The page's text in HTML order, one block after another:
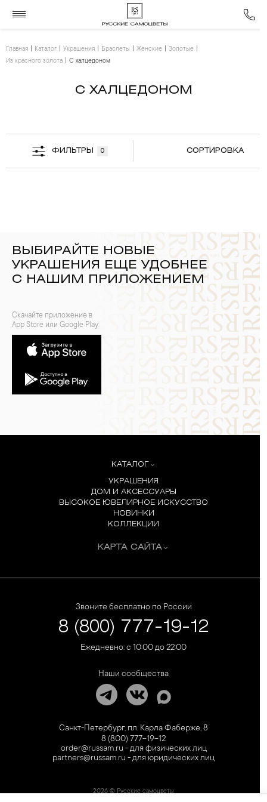
Главная Каталог Украшения Браслеты Женские
Золотые
Из красного золота
С халцедоном
С ХАЛЦЕДОНОМ
ФИЛЬТРЫ 0 СОРТИРОВКА
ВЫБИРАЙТЕ НОВЫЕ
УКРАШЕНИЯ ЕЩЕ УДОБНЕЕ
С НАШИМ ПРИЛОЖЕНИЕМ
Скачайте приложение в
App Store или Google Play:
КАТАЛОГ
УКРАШЕНИЯ
ДОМ И АКСЕССУАРЫ
ВЫСОКОЕ ЮВЕЛИРНОЕ ИСКУССТВО
НОВИНКИ
КОЛЛЕКЦИИ
КАРТА САЙТА
Звоните бесплатно по России
8 (800) 777-19-12
Ежедневно: с 10:00 до 22:00
Наши сообщества
Санкт-Петербург, пл. Карла Фаберже, 8
8 (800) 777-19-12
order@russam.ru - для физических лиц
partners@russam.ru - для юридических лиц
2026 © Русские самоцветы